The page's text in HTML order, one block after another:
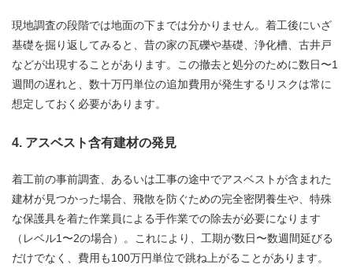
現地調査の段階では地面の下までは分かりません。着工後にいざ
基礎を掘り返してみると、昔の家の瓦礫や基礎、浄化槽、古井戸
などが出現することがあります。この撤去と処分のために数日〜1
週間の遅れと、数十万円単位の追加費用が発生するリスクは常に
想定しておく必要があります。
4. アスベスト含有建材の発見
着工前の事前調査、あるいは工事の途中でアスベストが含まれた
建材が見つかった場合、飛散を防ぐための完全密閉養生や、特殊
な保護具を着た作業員による手作業での除去が必要になります
（レベル1〜2の場合）。これにより、工期が数日〜数週間延びる
だけでなく、費用も100万円単位で跳ね上がることがあります。